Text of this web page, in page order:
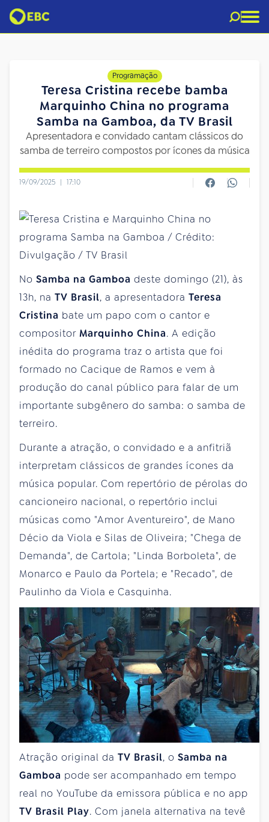
Programação
Teresa Cristina recebe bamba
Marquinho China no programa
Samba na Gamboa, da TV Brasil
Apresentadora e convidado cantam clássicos do
samba de terreiro compostos por ícones da música
19/09/2025 | 17:10
No Samba na Gamboa deste domingo (21), às
13h, na TV Brasil, a apresentadora Teresa
Cristina bate um papo com o cantor e
compositor Marquinho China. A edição
inédita do programa traz o artista que foi
formado no Cacique de Ramos e vem à
produção do canal público para falar de um
importante subgênero do samba: o samba de
terreiro.
Durante a atração, o convidado e a anfitriã
interpretam clássicos de grandes ícones da
música popular. Com repertório de pérolas do
cancioneiro nacional, o repertório inclui
músicas como "Amor Aventureiro", de Mano
Décio da Viola e Silas de Oliveira; "Chega de
Demanda", de Cartola; "Linda Borboleta", de
Monarco e Paulo da Portela; e "Recado", de
Paulinho da Viola e Casquinha.
Atração original da TV Brasil, o Samba na
Gamboa pode ser acompanhado em tempo
real no YouTube da emissora pública e no app
TV Brasil Play. Com janela alternativa na tevê